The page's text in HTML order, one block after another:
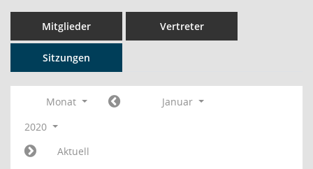
Mitglieder Vertreter
Sitzungen
Monat
Januar
2020
Aktuell